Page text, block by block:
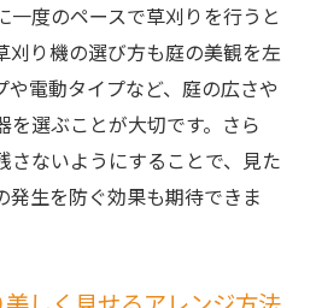
一度のペースで草刈りを行うと
刈り機の選び方も庭の美観を左
電動タイプなど、庭の広さや
を選ぶことが大切です。さら
さないようにすることで、見た
発生を防ぐ効果も期待できま